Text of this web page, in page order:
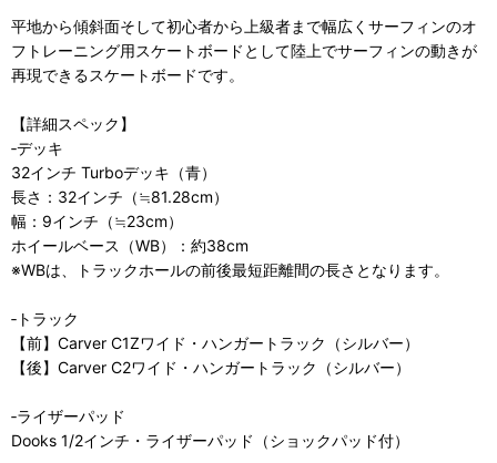
平地から傾斜面そして初心者から上級者まで幅広くサーフィンのオ
フトレーニング用スケートボードとして陸上でサーフィンの動きが
再現できるスケートボードです。
【詳細スペック】
‐デッキ
32インチ Turboデッキ（青）
長さ：32インチ（≒81.28cm）
幅：9インチ（≒23cm）
ホイールベース（WB）：約38cm
※WBは、トラックホールの前後最短距離間の長さとなります。
‐トラック
【前】Carver C1Zワイド・ハンガートラック（シルバー）
【後】Carver C2ワイド・ハンガートラック（シルバー）
‐ライザーパッド
Dooks 1/2インチ・ライザーパッド（ショックパッド付）